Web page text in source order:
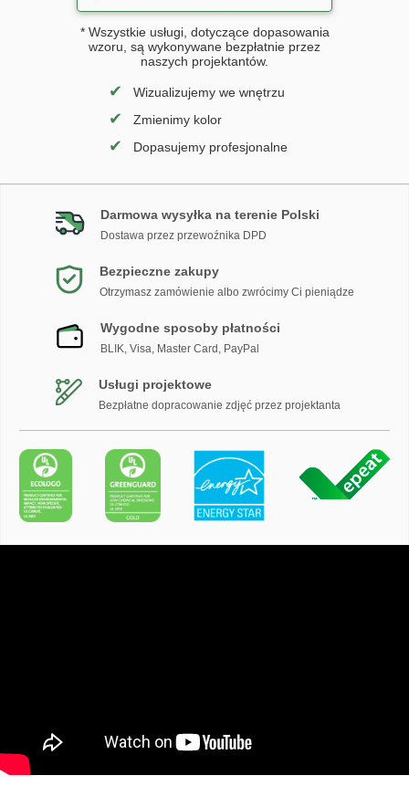
* Wszystkie usługi, dotyczące dopasowania
wzoru, są wykonywane bezpłatnie przez
naszych projektantów.
✔ Wizualizujemy we wnętrzu
✔ Zmienimy kolor
✔ Dopasujemy profesjonalne
Darmowa wysyłka na terenie Polski
Dostawa przez przewoźnika DPD
Bezpieczne zakupy
Otrzymasz zamówienie albo zwrócimy Ci pieniądze
Wygodne sposoby płatności
BLIK, Visa, Master Card, PayPal
Usługi projektowe
Bezpłatne dopracowanie zdjęć przez projektanta